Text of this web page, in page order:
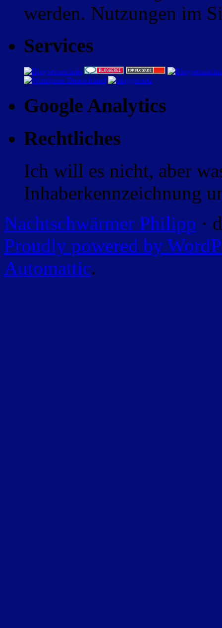
werden. Nutzungen im
Services
Google Analytics
Rechtliches
Ich will es nicht, aber
Inhaberkennzeichnung
Nachtschwärmer Philipp ·
Proudly powered by
Automattic.